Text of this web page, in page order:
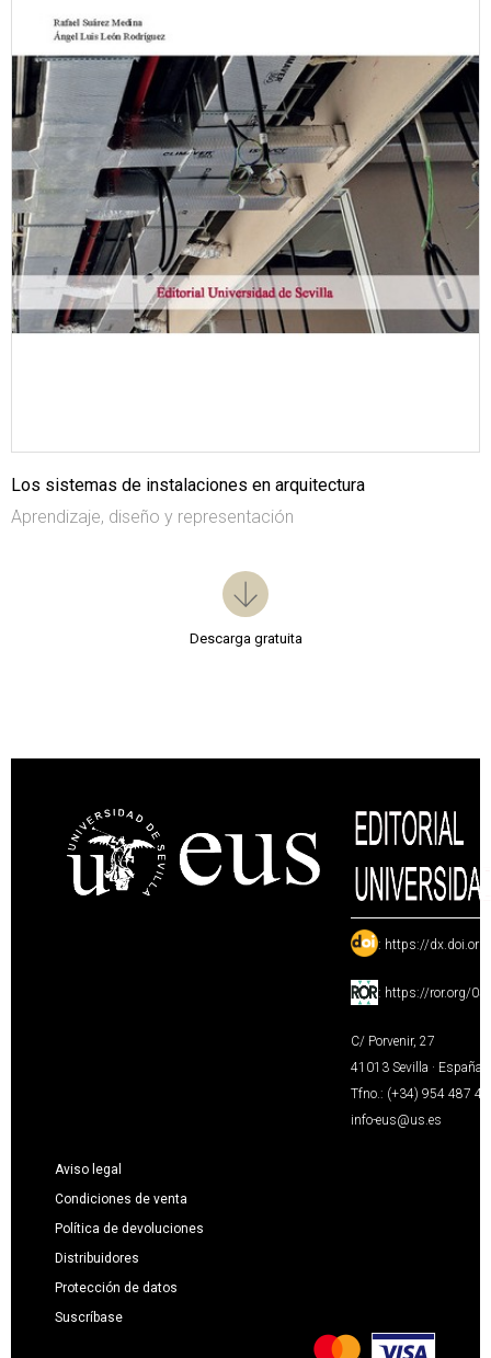
Los sistemas de instalaciones en arquitectura
Aprendizaje, diseño y representación
Descarga gratuita
: https://
: https://ror.org/
C/ Porvenir, 27
41013 Sevilla · España
Tfno.: (+34) 954 487
info-eus@us.es
Aviso legal
Condiciones de venta
Política de devoluciones
Distribuidores
Protección de datos
Suscríbase